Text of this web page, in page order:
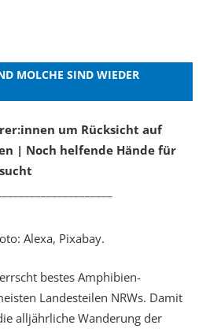
MOLCHE SIND WIEDER
um Rücksicht auf
| Noch helfende Hände für
Alexa, Pixabay.
bestes Amphibien-
Landesteilen NRWs. Damit
alljährliche Wanderung der